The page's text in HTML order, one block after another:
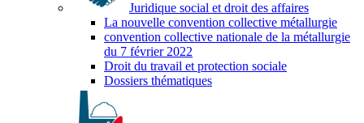
Juridique social et droit des affaires
La nouvelle convention collective métallurgie
convention collective nationale de la métallurgie
du 7 février 2022
Droit du travail et protection sociale
Dossiers thématiques